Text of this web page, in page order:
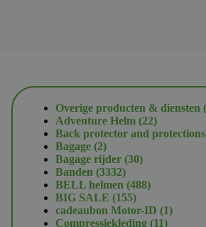
Overige producten & diensten
Adventure Helm 2222
producten
Back protector and protections
Bagage 22
producten
Bagage rijder 3030
Banden 33323332
producten
BELL helmen 488488
BIG SALE 155155
producten
cadeaubon Motor-ID 11
Compressiekleding 1111